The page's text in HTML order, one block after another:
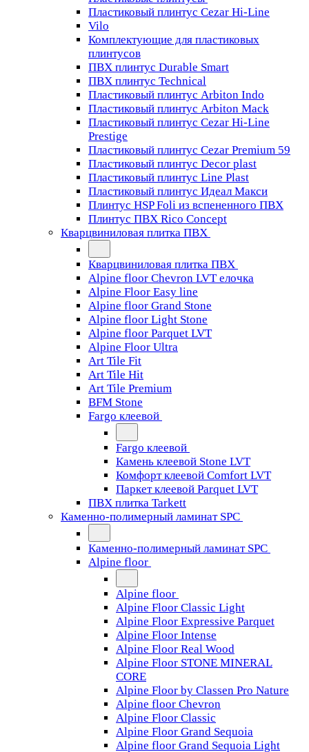
Пластиковый плинтус Cezar Hi-Line
Vilo
Комплектующие для пластиковых
плинтусов
ПВХ плинтус Durable Smart
ПВХ плинтус Technical
Пластиковый плинтус Arbiton Indo
Пластиковый плинтус Arbiton Mack
Пластиковый плинтус Cezar Hi-Line
Prestige
Пластиковый плинтус Cezar Premium 59
Пластиковый плинтус Decor plast
Пластиковый плинтус Line Plast
Пластиковый плинтус Идеал Макси
Плинтус HSP Foli из вспененного ПВХ
Плинтус ПВХ Rico Concept
Кварцвиниловая плитка ПВХ
Кварцвиниловая плитка ПВХ
Alpine floor Chevron LVT елочка
Alpine Floor Easy line
Alpine floor Grand Stone
Alpine floor Light Stone
Alpine floor Parquet LVT
Alpine Floor Ultra
Art Tile Fit
Art Tile Hit
Art Tile Premium
BFM Stone
Fargo клеевой
Fargo клеевой
Камень клеевой Stone LVT
Комфорт клеевой Comfort LVT
Паркет клеевой Parquet LVT
ПВХ плитка Tarkett
Каменно-полимерный ламинат SPC
Каменно-полимерный ламинат SPC
Alpine floor
Alpine floor
Alpine Floor Classic Light
Alpine Floor Expressive Parquet
Alpine Floor Intense
Alpine Floor Real Wood
Alpine Floor STONE MINERAL
CORE
Alpine Floor by Classen Pro Nature
Alpine floor Chevron
Alpine Floor Classic
Alpine Floor Grand Sequoia
Alpine floor Grand Sequoia Light